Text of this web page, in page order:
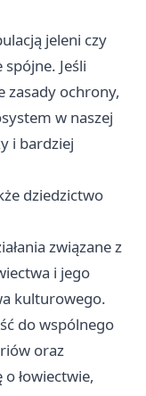
jeleni czy
Jeśli
zasady ochrony,
w naszej
i bardziej
dziedzictwo
związane z
i jego
kulturowego.
do wspólnego
oraz
łowiectwie,